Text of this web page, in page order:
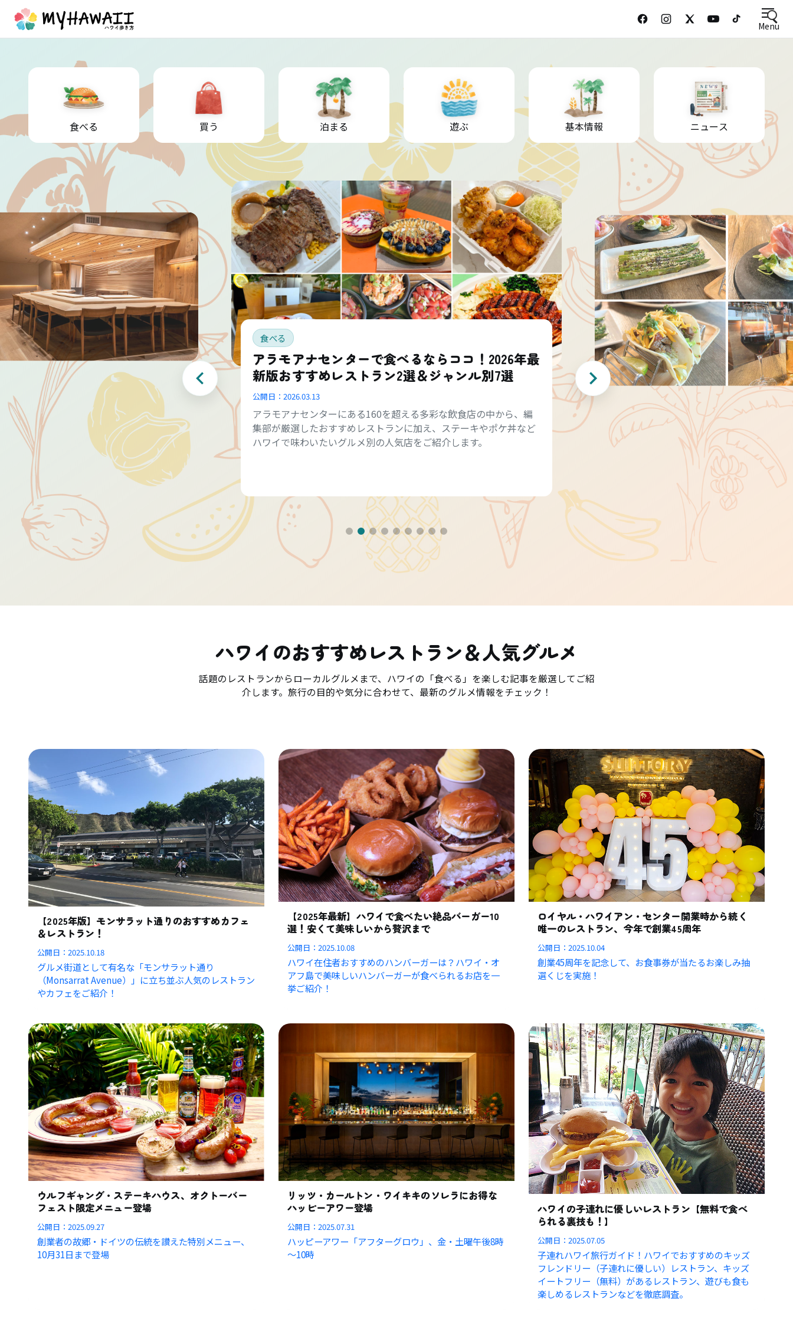
Menu
食べる 買う 泊まる 遊ぶ 基本情報 ニュース
食べる
アラモアナセンターで食べるならココ！2026年最
新版おすすめレストラン2選＆ジャンル別7選
公開日： 2026.03.13
アラモアナセンターにある160を超える多彩な飲食店の中から、編
集部が厳選したおすすめレストランに加え、ステーキやポケ丼など
ハワイで味わいたいグルメ別の人気店をご紹介します。
ハワイのおすすめレストラン＆人気グルメ
話題のレストランからローカルグルメまで、ハワイの「食べる」を楽しむ記事を厳選してご紹
介します。旅行の目的や気分に合わせて、最新のグルメ情報をチェック！
【2025年版】モンサラット通りのおすすめカフェ
＆レストラン！
公開日：2025.10.18
グルメ街道として有名な「モンサラット通り
（Monsarrat Avenue）」に立ち並ぶ人気のレストラン
やカフェをご紹介！
【2025年最新】ハワイで食べたい絶品バーガー10
選！安くて美味しいから贅沢まで
公開日：2025.10.08
ハワイ在住者おすすめのハンバーガーは？ハワイ・オ
アフ島で美味しいハンバーガーが食べられるお店を一
挙ご紹介！
ロイヤル・ハワイアン・センター開業時から続く
唯一のレストラン、今年で創業45周年
公開日：2025.10.04
創業45周年を記念して、お食事券が当たるお楽しみ抽
選くじを実施！
ウルフギャング・ステーキハウス、オクトーバー
フェスト限定メニュー登場
公開日：2025.09.27
創業者の故郷・ドイツの伝統を讃えた特別メニュー、
10月31日まで登場
リッツ・カールトン・ワイキキのソレラにお得な
ハッピーアワー登場
公開日：2025.07.31
ハッピーアワー「アフターグロウ」、金・土曜午後8時
～10時
ハワイの子連れに優しいレストラン【無料で食べ
られる裏技も！】
公開日：2025.07.05
子連れハワイ旅行ガイド！ハワイでおすすめのキッズ
フレンドリー（子連れに優しい）レストラン、キッズ
イートフリー（無料）があるレストラン、遊びも食も
楽しめるレストランなどを徹底調査。